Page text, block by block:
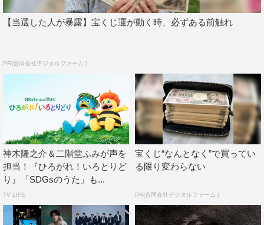
【当選した人が暴露】宝くじ運が動く時、必ずある前触れ
PR(合同会社デジタルファーム )
神木隆之介＆二階堂ふみが声を
担当！『ひろがれ！いろとりど
り』「SDGsのうた」も...
TV LIFE
宝くじ“なんとなく”で買ってい
る限り変わらない
PR(合同会社デジタルファーム )